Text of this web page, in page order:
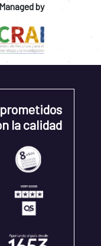
Managed by
la calidad